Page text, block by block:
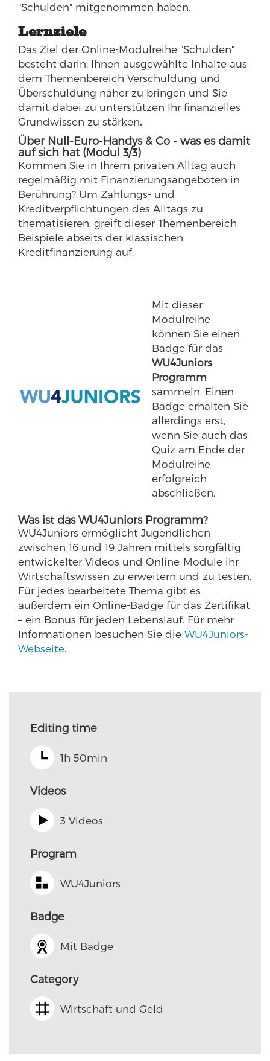
"Schulden" mitgenommen haben.
Lernziele
Das Ziel der Online-Modulreihe "Schulden"
besteht darin, Ihnen ausgewählte Inhalte aus
dem Themenbereich Verschuldung und
Überschuldung näher zu bringen und Sie
damit dabei zu unterstützen Ihr finanzielles
Grundwissen zu stärken.
Über Null-Euro-Handys & Co - was es damit
auf sich hat (Modul 3/3)
Kommen Sie in Ihrem privaten Alltag auch
regelmäßig mit Finanzierungsangeboten in
Berührung? Um Zahlungs- und
Kreditverpflichtungen des Alltags zu
thematisieren, greift dieser Themenbereich
Beispiele abseits der klassischen
Kreditfinanzierung auf.
Mit dieser
Modulreihe
können Sie einen
Badge für das
WU4Juniors
Programm
sammeln. Einen
Badge erhalten Sie
allerdings erst,
wenn Sie auch das
Quiz am Ende der
Modulreihe
erfolgreich
abschließen.
Was ist das WU4Juniors Programm?
WU4Juniors ermöglicht Jugendlichen
zwischen 16 und 19 Jahren mittels sorgfältig
entwickelter Videos und Online-Module ihr
Wirtschaftswissen zu erweitern und zu testen.
Für jedes bearbeitete Thema gibt es
außerdem ein Online-Badge für das Zertifikat
– ein Bonus für jeden Lebenslauf. Für mehr
Informationen besuchen Sie die WU4Juniors-
Webseite.
Editing time
1h 50min
Videos
3 Videos
Program
WU4Juniors
Badge
Mit Badge
Category
Wirtschaft und Geld